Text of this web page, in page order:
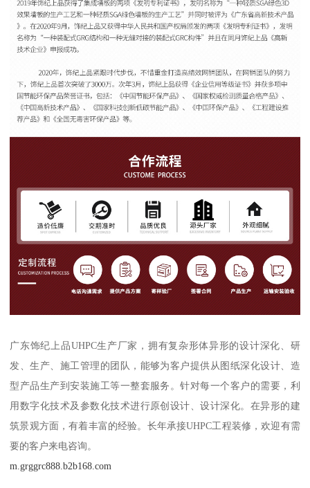
广东饰纪上品UHPC生产厂家，拥有复杂形体异形的设计深化、研
发、生产、施工管理的团队，能够为客户提供从图纸深化设计、造
型产品生产到安装施工等一整套服务。针对每一个客户的需要，利
用数字化技术及参数化技术进行原创设计、设计深化。在异形的建
筑景观方面，有着丰富的经验。长年承接UHPC工程装修，欢迎有需
要的客户来电咨询。
m.grggrc888.b2b168.com